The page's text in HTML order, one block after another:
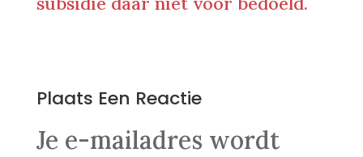
Plaats Een Reactie
Je e-mailadres wordt